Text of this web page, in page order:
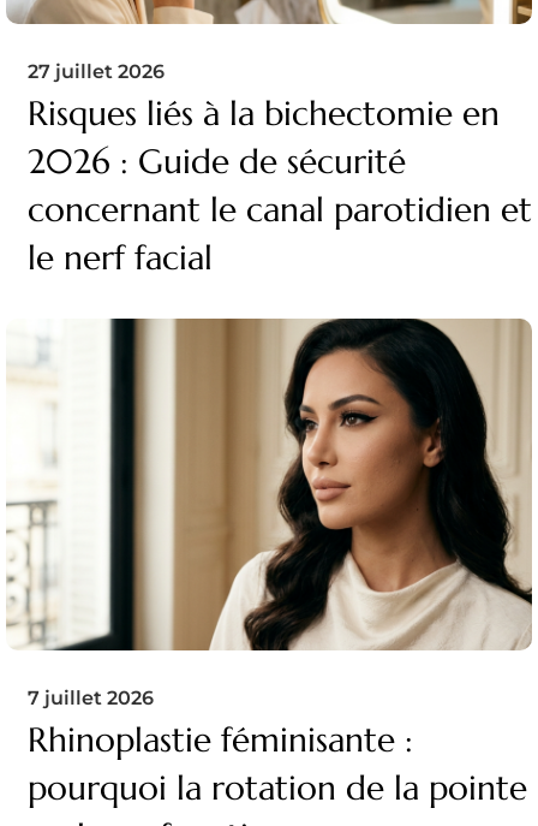
27 juillet 2026
Risques liés à la bichectomie en
2026 : Guide de sécurité
concernant le canal parotidien et
le nerf facial
7 juillet 2026
Rhinoplastie féminisante :
pourquoi la rotation de la pointe